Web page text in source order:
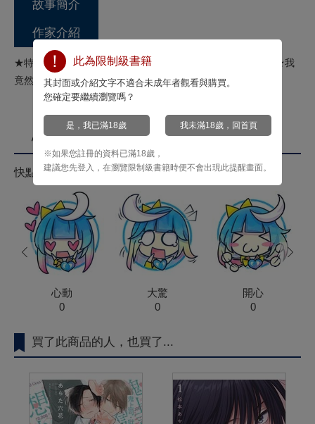
故事簡介
作家介紹
★特別附錄：雙面典藏卡一張★處男跟蹤狂攻x身材壯碩的受★我
竟然與偷偷觀察&幻想的⋯憧憬對象——⋯
心情投票
快點來按心情投票拿菁點！
心動
0
大驚
0
開心
0
prev next
買了此商品的人，也買了...
此為限制級書籍
其封面或介紹文字不適合未成年者觀看與購買。
您確定要繼續瀏覽嗎？
是，我已滿18歲 我未滿18歲，回首頁
※如果您註冊的資料已滿18歲，
建議您先登入，在瀏覽限制級書籍時便不會出現此提醒畫面。